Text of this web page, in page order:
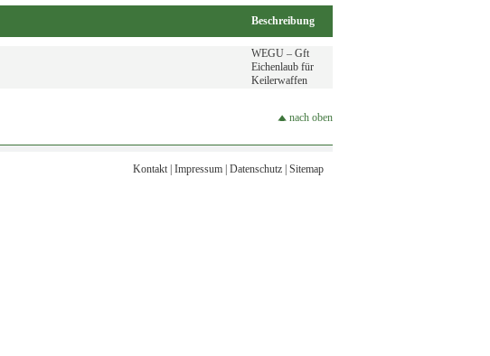
Beschreibung
WEGU – Gft
Eichenlaub für
Keilerwaffen
nach oben
Kontakt| Impressum| Datenschutz| Sitemap